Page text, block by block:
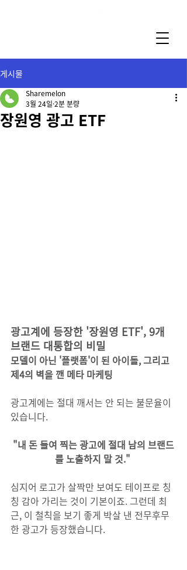
게시물
장원영 광고 ETF
Sharemelon
3월 24일 2분 분량
광고계에 등장한 '장원영 ETF', 9개
브랜드 대통합의 비밀
​모델이 아닌 '플랫폼'이 된 아이돌, 그리고
제4의 벽을 깬 메타 마케팅
광고계에는 절대 깨서는 안 되는 불문율이
있습니다.
"내 돈 들여 찍는 광고에 절대 남의 브랜드
를 노출하지 말 것."
심지어 로고가 살짝만 보여도 테이프로 칭
칭 감아 가리는 것이 기본이죠. 그런데 최
근, 이 철칙을 보기 좋게 박살 낸 전무후무
한 광고가 등장했습니다.